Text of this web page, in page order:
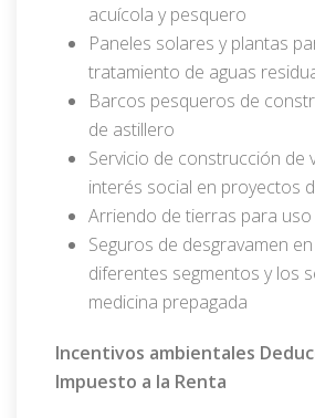
acuícola y pesquero
Paneles solares y plantas
tratamiento de aguas
Barcos pesqueros de
de astillero
Servicio de construcción de
interés social en proyectos
Arriendo de tierras para uso
Seguros de desgravamen
diferentes segmentos y los
medicina prepagada
Incentivos ambientales
Impuesto a la Renta